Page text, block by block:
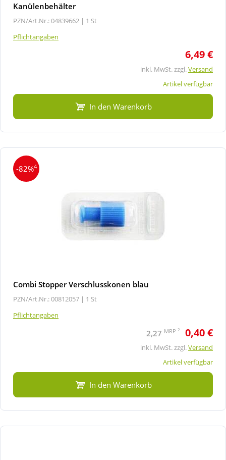
Kanülenbehälter
PZN/Art.Nr.: 04839662 | 1 St
Pflichtangaben
6,49 €
inkl. MwSt. zzgl.Versand
Artikel verfügbar
In den Warenkorb
-82%4
Combi Stopper Verschlusskonen blau
PZN/Art.Nr.: 00812057 | 1 St
Pflichtangaben
2,27 MRP 2 0,40 €
inkl. MwSt. zzgl.Versand
Artikel verfügbar
In den Warenkorb